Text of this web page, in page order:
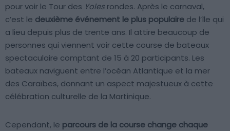
pour voir le Tour des Yoles rondes. Après le carnaval,
c’est le deuxième événement le plus populaire de l’île qui
a lieu depuis plus de trente ans. Il attire beaucoup de
personnes qui viennent voir cette course de bateaux
spectaculaire comptant de 15 à 20 participants. Les
bateaux naviguent entre l’océan Atlantique et la mer
des Caraïbes, donnant un aspect majestueux à cette
célébration culturelle de la Martinique.
Cependant, le parcours de la course change chaque